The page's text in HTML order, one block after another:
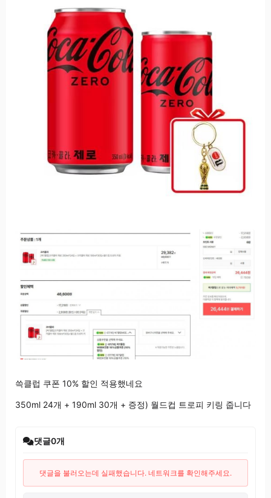
쓱클럽 쿠폰 10% 할인 적용했네요
350ml 24개 + 190ml 30개 + 증정) 월드컵 트로피 키링 줍니다
댓글0개
댓글을 불러오는데 실패했습니다. 네트워크를 확인해주세요.